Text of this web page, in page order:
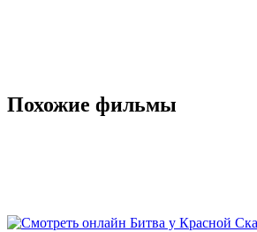
Похожие фильмы